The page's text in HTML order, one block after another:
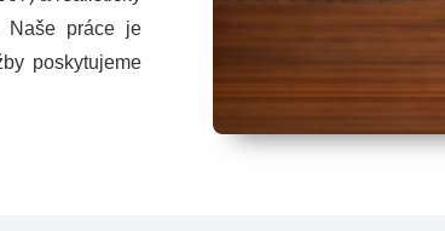
Naše práce je
poskytujeme